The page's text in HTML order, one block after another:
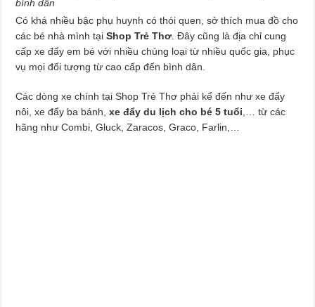
bình dân
Có khá nhiều bậc phụ huynh có thói quen, sở thích mua đồ cho
các bé nhà mình tạiShop Trẻ Thơ . Đây cũng là địa chỉ cung
cấp xe đẩy em bé với nhiều chủng loại từ nhiều quốc gia, phục
vụ mọi đối tượng từ cao cấp đến bình dân.
Các dòng xe chính tại Shop Trẻ Thơ phải kể đến như xe đẩy
nôi, xe đẩy ba bánh,xe đẩy du lịch cho bé 5 tuổi ,… từ các
hãng như Combi, Gluck, Zaracos, Graco, Farlin,…